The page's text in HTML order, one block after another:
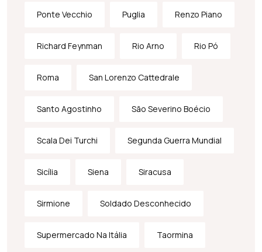
Ponte Vecchio Puglia Renzo Piano
Richard Feynman Rio Arno Rio Pó
Roma San Lorenzo Cattedrale
Santo Agostinho São Severino Boécio
Scala Dei Turchi Segunda Guerra Mundial
Sicília Siena Siracusa
Sirmione Soldado Desconhecido
Supermercado Na Itália Taormina